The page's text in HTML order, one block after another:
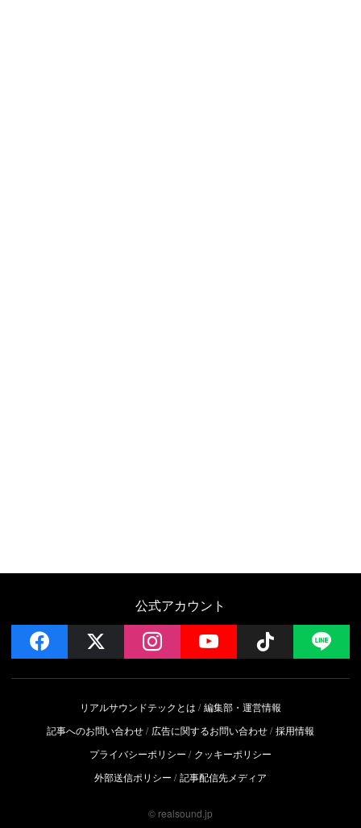
公式アカウント
facebook instagramYouTube Follow
リアルサウンドテックとは
編集部・運営情報
記事へのお問い合わせ
広告に関するお問い合わせ 採用情報
プライバシーポリシー
クッキーポリシー
外部送信ポリシー
記事配信先メディア
© realsound.jp